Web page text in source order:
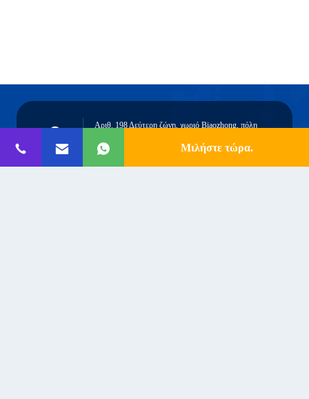
Address
Αριθ. 198 Δεύτερη ζώνη, χωριό Biaozhong, πόλη
Dahezhuang, επαρχία Anping, πόλη Hengshui, επαρχία
Hebei
Μιλήστε τώρα.